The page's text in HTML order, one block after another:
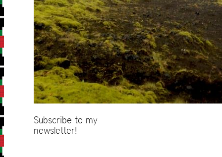
Subscribe to my
newsletter!